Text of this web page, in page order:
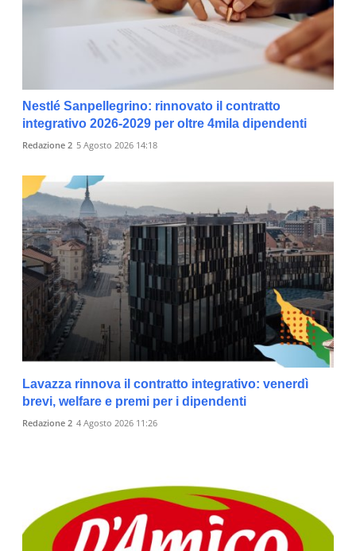
Nestlé Sanpellegrino: rinnovato il contratto
integrativo 2026-2029 per oltre 4mila dipendenti
Redazione 2 5 Agosto 2026 14:18
Lavazza rinnova il contratto integrativo: venerdì
brevi, welfare e premi per i dipendenti
Redazione 2 4 Agosto 2026 11:26